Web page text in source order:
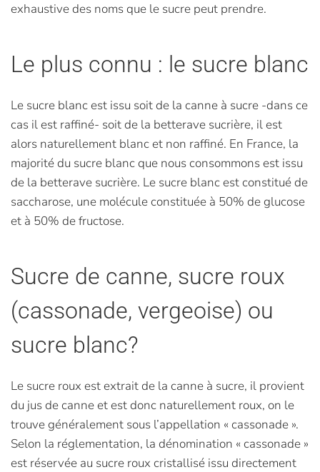
exhaustive des noms que le sucre peut prendre.
Le plus connu : le sucre blanc
Le sucre blanc est issu soit de la canne à sucre -dans ce
cas il est raffiné- soit de la betterave sucrière, il est
alors naturellement blanc et non raffiné. En France, la
majorité du sucre blanc que nous consommons est issu
de la betterave sucrière. Le sucre blanc est constitué de
saccharose, une molécule constituée à 50% de glucose
et à 50% de fructose.
Sucre de canne, sucre roux
(cassonade, vergeoise) ou
sucre blanc?
Le sucre roux est extrait de la canne à sucre, il provient
du jus de canne et est donc naturellement roux, on le
trouve généralement sous l’appellation « cassonade ».
Selon la réglementation, la dénomination « cassonade »
est réservée au sucre roux cristallisé issu directement